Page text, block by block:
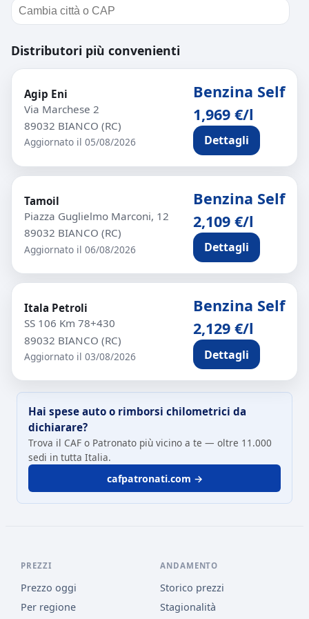
Distributori più convenienti
Agip Eni
Via Marchese 2
89032 BIANCO (RC)
Aggiornato il 05/08/2026
Benzina Self
1,969 €/l
Dettagli
Tamoil
Piazza Guglielmo Marconi, 12
89032 BIANCO (RC)
Aggiornato il 06/08/2026
Benzina Self
2,109 €/l
Dettagli
Itala Petroli
SS 106 Km 78+430
89032 BIANCO (RC)
Aggiornato il 03/08/2026
Benzina Self
2,129 €/l
Dettagli
Hai spese auto o rimborsi chilometrici da
dichiarare?
Trova il CAF o Patronato più vicino a te — oltre 11.000
sedi in tutta Italia.
cafpatronati.com →
PREZZI
Prezzo oggi
Per regione
ANDAMENTO
Storico prezzi
Stagionalità